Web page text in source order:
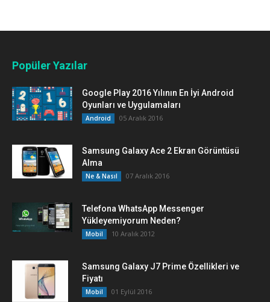
Popüler Yazılar
Google Play 2016 Yılının En İyi Android
Oyunları ve Uygulamaları
Android 05 Aralık 2016
Samsung Galaxy Ace 2 Ekran Görüntüsü
Alma
Ne & Nasıl 07 Aralık 2016
Telefona WhatsApp Messenger
Yükleyemiyorum Neden?
Mobil 10 Aralık 2012
Samsung Galaxy J7 Prime Özellikleri ve
Fiyatı
Mobil 01 Eylül 2016